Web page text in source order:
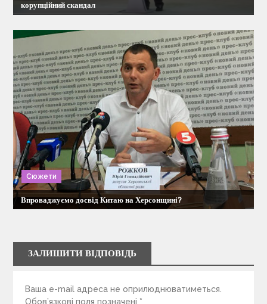
корупційний скандал
Сюжети
Впроваджуємо досвід Китаю на Херсонщині?
ЗАЛИШИТИ ВІДПОВІДЬ
Ваша e-mail адреса не оприлюднюватиметься.
Обов’язкові поля позначені *